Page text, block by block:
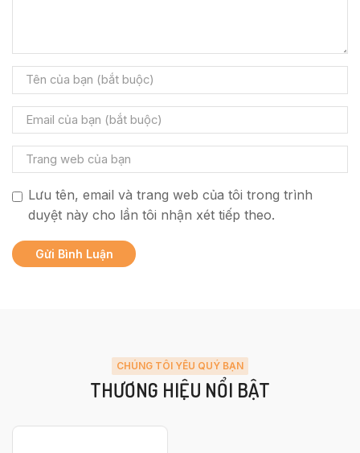
Lưu tên, email và trang web của tôi trong trình
duyệt này cho lần tôi nhận xét tiếp theo.
CHÚNG TÔI YÊU QUÝ BẠN
THƯƠNG HIỆU NỔI BẬT